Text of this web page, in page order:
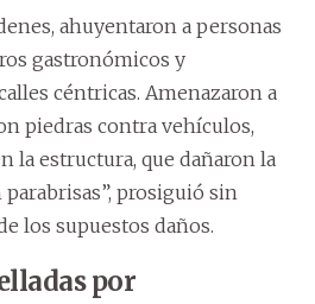
ahuyentaron a personas
gastronómicos y
céntricas. Amenazaron a
piedras contra vehículos,
la estructura, que dañaron la
prosiguió sin
los supuestos daños.
por